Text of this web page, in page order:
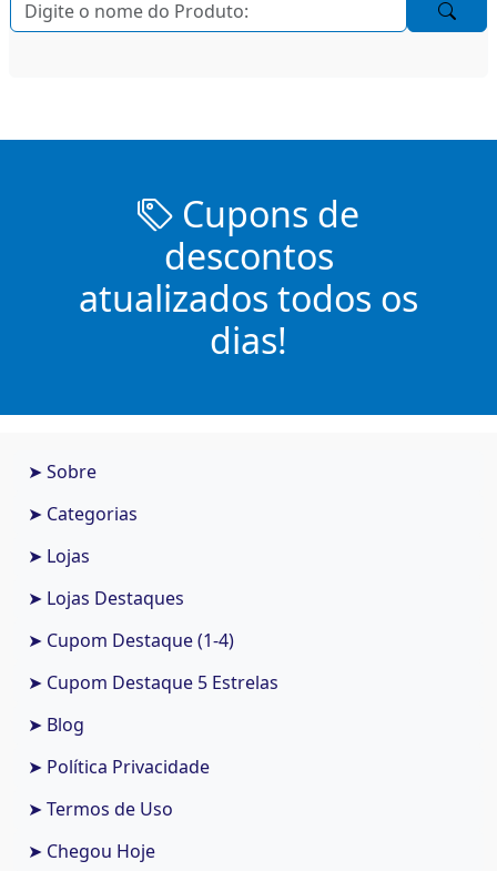
Cupons de
descontos
atualizados todos os
dias!
➤ Sobre
➤ Categorias
➤ Lojas
➤ Lojas Destaques
➤ Cupom Destaque (1-4)
➤ Cupom Destaque 5 Estrelas
➤ Blog
➤ Política Privacidade
➤ Termos de Uso
➤ Chegou Hoje